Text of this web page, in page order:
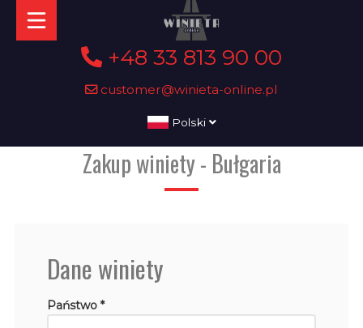
+48 33 813 90 00
customer@winieta-online.pl
Polski
Zakup winiety - Bułgaria
Dane winiety
Państwo *